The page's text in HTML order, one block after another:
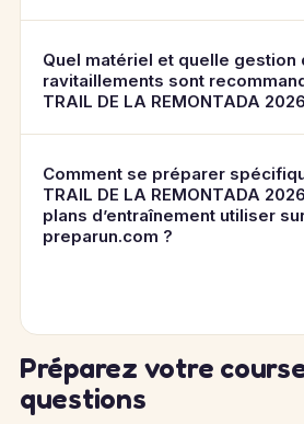
Quel matériel et quelle gestion
ravitaillements sont
TRAIL DE LA REMONTADA
Comment se préparer
TRAIL DE LA REMONTADA
plans d’entraînement utiliser
preparun.com ?
Préparez votre
questions